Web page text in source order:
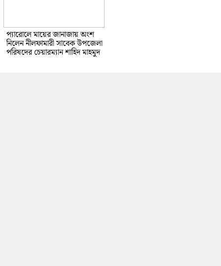
প্যারোলে মায়ের জানাজায় অংশ
নিলেন নীলফামারী সাবেক উপজেলা
পরিষদের চেয়ারম্যান শাহিদ মাহমুদ